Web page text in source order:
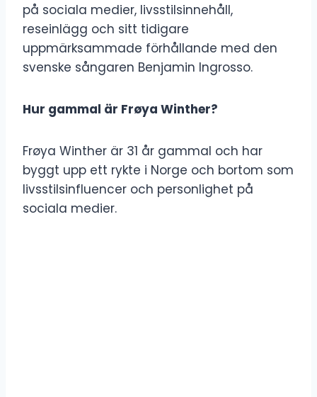
på sociala medier, livsstilsinnehåll,
reseinlägg och sitt tidigare
uppmärksammade förhållande med den
svenske sångaren Benjamin Ingrosso.
Hur gammal är Frøya Winther?
Frøya Winther är 31 år gammal och har
byggt upp ett rykte i Norge och bortom som
livsstilsinfluencer och personlighet på
sociala medier.